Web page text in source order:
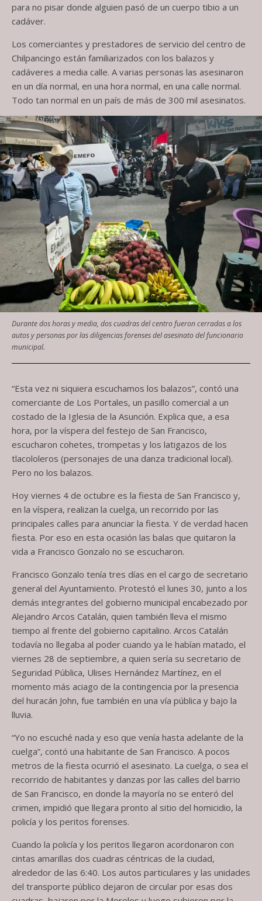
para no pisar donde alguien pasó de un cuerpo tibio a un
cadáver.
Los comerciantes y prestadores de servicio del centro de
Chilpancingo están familiarizados con los balazos y
cadáveres a media calle. A varias personas las asesinaron
en un día normal, en una hora normal, en una calle normal.
Todo tan normal en un país de más de 300 mil asesinatos.
Durante dos horas y media, dos cuadras del centro fueron cerradas a los
autos y personas por las diligencias forenses del asesinato del funcionario
municipal.
“Esta vez ni siquiera escuchamos los balazos”, contó una
comerciante de Los Portales, un pasillo comercial a un
costado de la Iglesia de la Asunción. Explica que, a esa
hora, por la víspera del festejo de San Francisco,
escucharon cohetes, trompetas y los latigazos de los
tlacololeros (personajes de una danza tradicional local).
Pero no los balazos.
Hoy viernes 4 de octubre es la fiesta de San Francisco y,
en la víspera, realizan la cuelga, un recorrido por las
principales calles para anunciar la fiesta. Y de verdad hacen
fiesta. Por eso en esta ocasión las balas que quitaron la
vida a Francisco Gonzalo no se escucharon.
Francisco Gonzalo tenía tres días en el cargo de secretario
general del Ayuntamiento. Protestó el lunes 30, junto a los
demás integrantes del gobierno municipal encabezado por
Alejandro Arcos Catalán, quien también lleva el mismo
tiempo al frente del gobierno capitalino. Arcos Catalán
todavía no llegaba al poder cuando ya le habían matado, el
viernes 28 de septiembre, a quien sería su secretario de
Seguridad Pública, Ulises Hernández Martínez, en el
momento más aciago de la contingencia por la presencia
del huracán John, fue también en una vía pública y bajo la
lluvia.
“Yo no escuché nada y eso que venía hasta adelante de la
cuelga”, contó una habitante de San Francisco. A pocos
metros de la fiesta ocurrió el asesinato. La cuelga, o sea el
recorrido de habitantes y danzas por las calles del barrio
de San Francisco, en donde la mayoría no se enteró del
crimen, impidió que llegara pronto al sitio del homicidio, la
policía y los peritos forenses.
Cuando la policía y los peritos llegaron acordonaron con
cintas amarillas dos cuadras céntricas de la ciudad,
alrededor de las 6:40. Los autos particulares y las unidades
del transporte público dejaron de circular por esas dos